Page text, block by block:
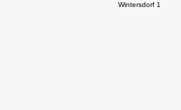
Wintersdorf 1